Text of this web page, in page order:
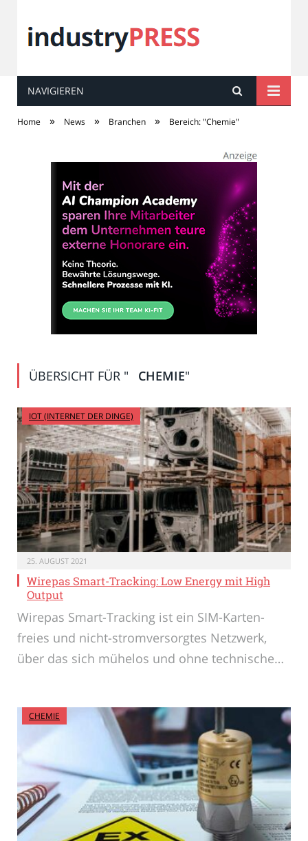
industryPRESS
NAVIGIEREN
Home » News » Branchen » Bereich: "Chemie"
ÜBERSICHT FÜR " CHEMIE"
IOT (INTERNET DER DINGE)
25. AUGUST 2021
Wirepas Smart-Tracking: Low Energy mit High
Output
Wirepas Smart-Tracking ist ein SIM-Karten-
freies und nicht-stromversorgtes Netzwerk,
über das sich mühelos und ohne technische…
CHEMIE